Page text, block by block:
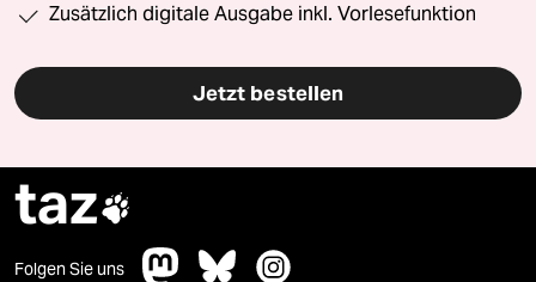
Zusätzlich digitale Ausgabe inkl. Vorlesefunktion
Jetzt bestellen
taz
Folgen Sie uns